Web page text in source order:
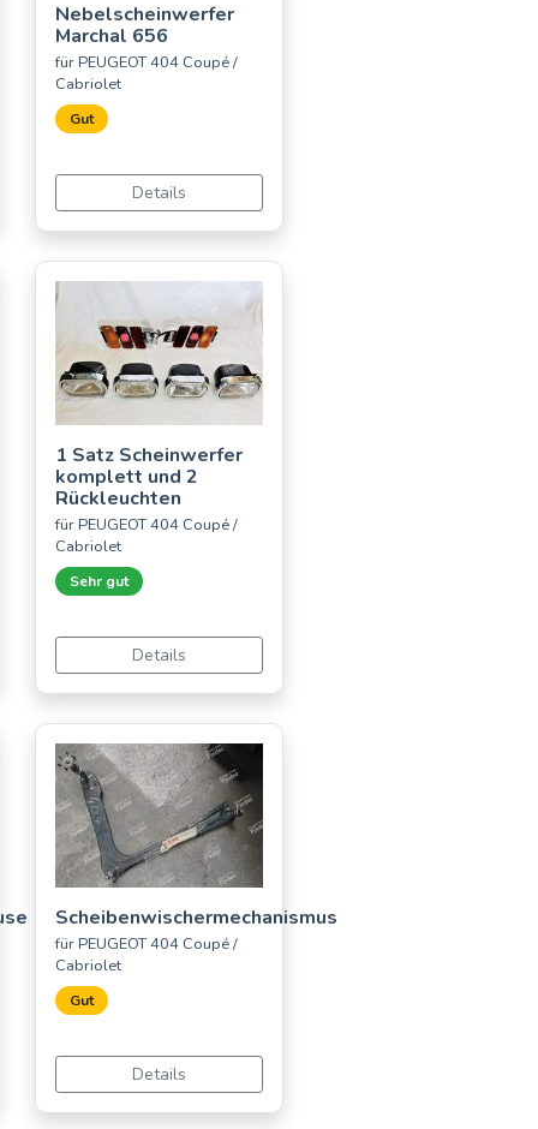
Nebelscheinwerfer
Marchal 656
für PEUGEOT 404 Coupé /
Cabriolet
Gut
Details
1 Satz Scheinwerfer
komplett und 2
Rückleuchten
für PEUGEOT 404 Coupé /
Cabriolet
Sehr gut
Details
Scheibenwischermechanismus
für PEUGEOT 404 Coupé /
Cabriolet
Gut
Details